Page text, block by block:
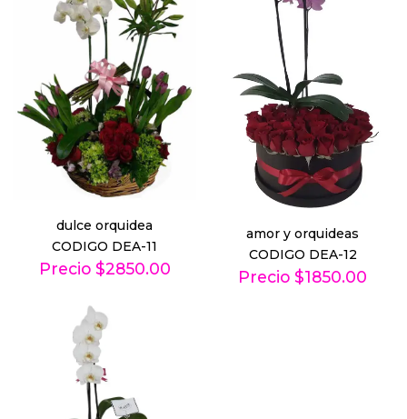
dulce orquidea
CODIGO DEA-11
Precio $2850.00
amor y orquideas
CODIGO DEA-12
Precio $1850.00